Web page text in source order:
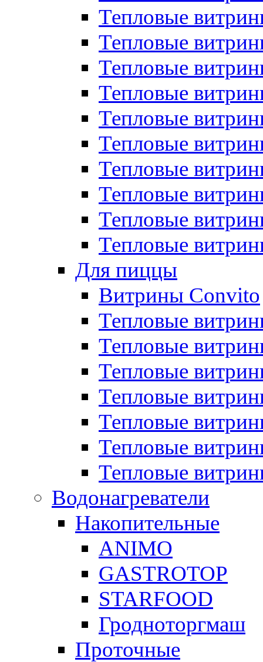
Тепловые
Тепловые
Тепловые
Тепловые
Тепловые
Тепловые
Тепловые
Тепловые
Тепловые
Тепловые
Для пиццы
Витрины Convito
Тепловые
Тепловые
Тепловые
Тепловые
Тепловые
Тепловые
Тепловые
Водонагреватели
Накопительные
ANIMO
GASTROTOP
STARFOOD
Гродноторгмаш
Проточные